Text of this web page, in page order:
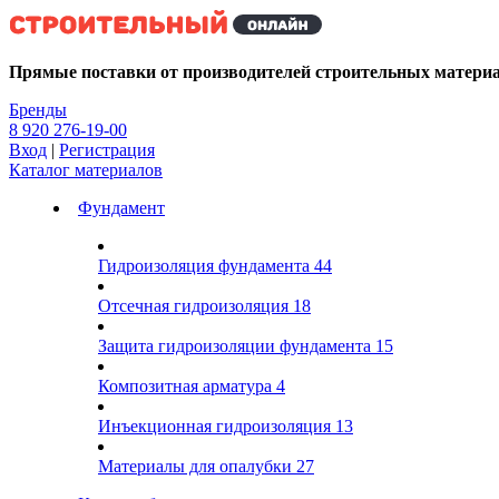
Kg
Прямые поставки от производителей строительных
Бренды
8 920 276-19-00
Вход | Регистрация
Каталог материалов
Фундамент
Гидроизоляция фундамента 44
Отсечная гидроизоляция 18
Защита гидроизоляции фундамента 15
Композитная арматура 4
Инъекционная гидроизоляция 13
Материалы для опалубки 27